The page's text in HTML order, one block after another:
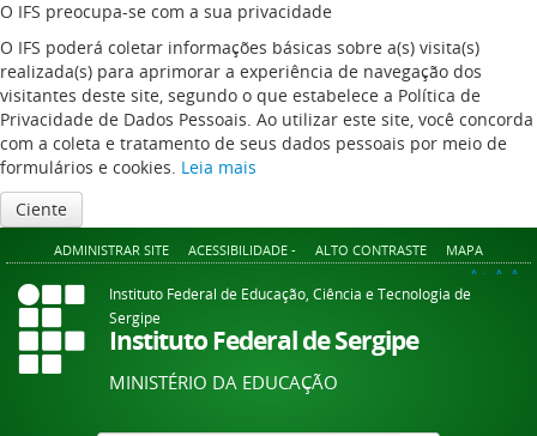
O IFS preocupa-se com a sua privacidade
O IFS poderá coletar informações básicas sobre a(s) visita(s)
realizada(s) para aprimorar a experiência de navegação dos
visitantes deste site, segundo o que estabelece a Política de
Privacidade de Dados Pessoais. Ao utilizar este site, você concorda
com a coleta e tratamento de seus dados pessoais por meio de
formulários e cookies. Leia mais
Ciente
ADMINISTRAR SITE ACESSIBILIDADE - ALTO CONTRASTE MAPA
A+ A A-
Instituto Federal de Educação, Ciência e Tecnologia de
Sergipe
Instituto Federal de Sergipe
MINISTÉRIO DA EDUCAÇÃO